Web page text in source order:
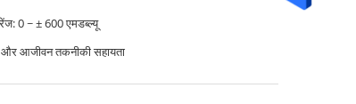
0 ~ ± 600 एमडब्ल्यू
और आजीवन तकनीकी सहायता